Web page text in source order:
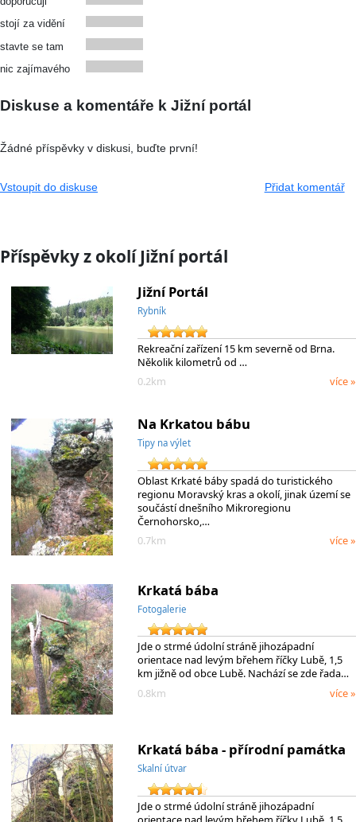
stojí za vidění
stavte se tam
nic zajímavého
Diskuse a komentáře k Jižní portál
Žádné příspěvky v diskusi, buďte první!
Vstoupit do diskuse Přidat komentář
Příspěvky z okolí Jižní portál
Jižní Portál
Rybník
Rekreační zařízení 15 km severně od Brna.
Několik kilometrů od …
0.2km
více »
Na Krkatou bábu
Tipy na výlet
Oblast Krkaté báby spadá do turistického
regionu Moravský kras a okolí, jinak území se
součástí dnešního Mikroregionu
Černohorsko,…
0.7km
více »
Krkatá bába
Fotogalerie
Jde o strmé údolní stráně jihozápadní
orientace nad levým břehem říčky Lubě, 1,5
km jižně od obce Lubě. Nachází se zde řada…
0.8km
více »
Krkatá bába - přírodní památka
Skalní útvar
Jde o strmé údolní stráně jihozápadní